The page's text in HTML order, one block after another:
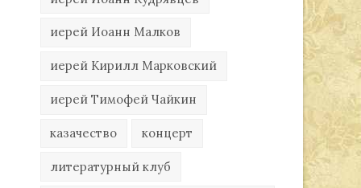
иерей Иоанн Малков
иерей Кирилл Марковский
иерей Тимофей Чайкин
казачество концерт
литературный клуб